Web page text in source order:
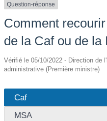
Question-réponse
Comment
de la Caf ou de la
Vérifié le 05/10/2022 - Direction de
administrative (Première ministre)
Caf
MSA